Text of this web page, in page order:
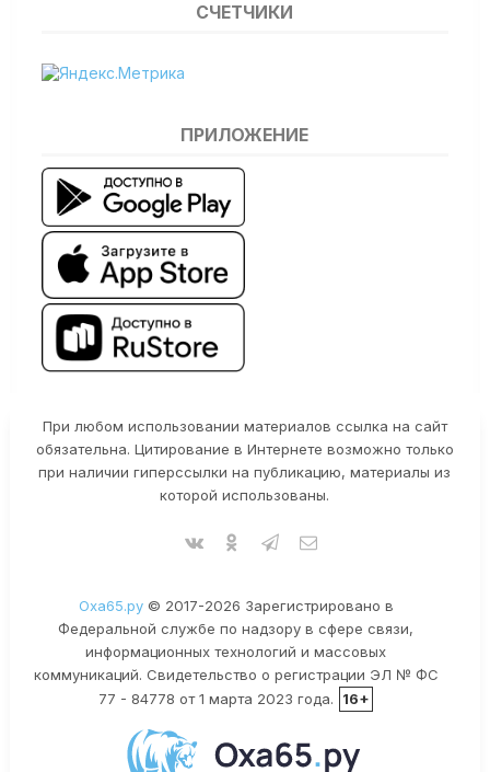
СЧЕТЧИКИ
ПРИЛОЖЕНИЕ
При любом использовании материалов ссылка на сайт
обязательна. Цитирование в Интернете возможно только
при наличии гиперссылки на публикацию, материалы из
которой использованы.
Оха65.ру© 2017-2026 Зарегистрировано в
Федеральной службе по надзору в сфере связи,
информационных технологий и массовых
коммуникаций. Свидетельство о регистрации ЭЛ № ФС
77 - 84778 от 1 марта 2023 года.
16+